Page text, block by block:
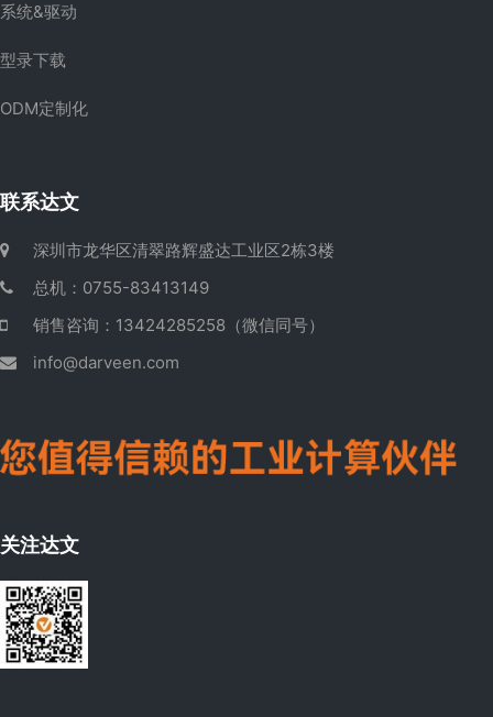
系统&驱动
型录下载
ODM定制化
联系达文
深圳市龙华区清翠路辉盛达工业区2栋3楼
总机：0755-83413149
销售咨询：13424285258（微信同号）
info@darveen.com
关注达文